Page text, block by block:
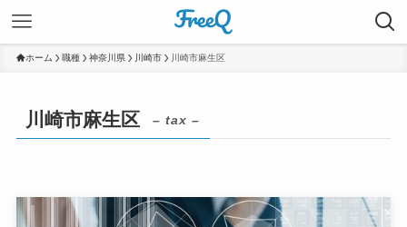
ホーム 職種 神奈川県 川崎市 川崎市麻生区
川崎市麻生区 – tax –